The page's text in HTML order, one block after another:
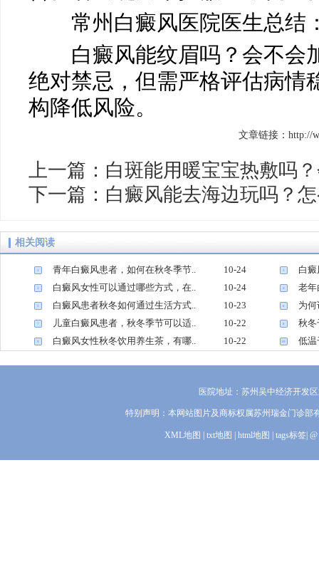
常州白癜风医院医生总结
白癜风能纹眉吗？会不会
绝对禁忌，但需严格评估病情
构降低风险。
文章链接：http://
上一篇： 白斑能用暖宝宝热敷吗
下一篇： 白癜风能去海边玩吗？
相关阅读
1 青年白癜风患者，如何在秋冬季节.. 10-24 2 白
3 白癜风女性可以通过哪些方式，在.. 10-24 4 老年
5 白癜风患者秋冬如何通过生活方式.. 10-23 6 为
儿童白癜风患者，秋冬季节可以适.. 10-22 8 秋冬
9 白癜风女性秋冬饮用养生茶，有哪.. 10-22 10 低温
医院地址：苏州吴中经济开发
特别声明：本网站图片及商标权属苏州瑞金门诊
XML地图 txt地图 html地图 tags标签 |